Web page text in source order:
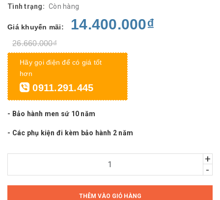
Tình trạng: Còn hàng
Giá khuyến mãi: 14.400.000₫
26.660.000₫
Hãy gọi điện để có giá tốt
hơn
0911.291.445
- Bảo hành men sứ 10 năm
- Các phụ kiện đi kèm bảo hành 2 năm
+
-
THÊM VÀO GIỎ HÀNG